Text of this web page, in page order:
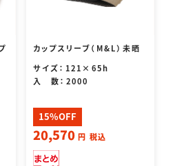
カップスリーブ（M&L）未晒
サイズ：121×65h
入 数：2000
15%OFF
20,570 円 税込